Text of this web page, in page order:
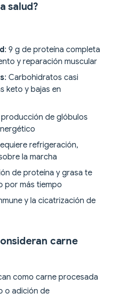
salud?
: 9 g de proteína completa
y reparación muscular
: Carbohidratos casi
keto y bajas en
producción de glóbulos
refrigeración,
la marcha
de proteína y grasa te
por más tiempo
y la cicatrización de
carne
como carne procesada
o adición de